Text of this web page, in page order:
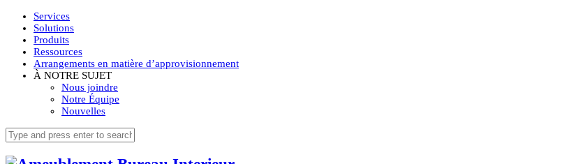
Services
Solutions
Produits
Ressources
Arrangements en matière d’approvisionnement
À NOTRE SUJET
Nous joindre
Notre Équipe
Nouvelles